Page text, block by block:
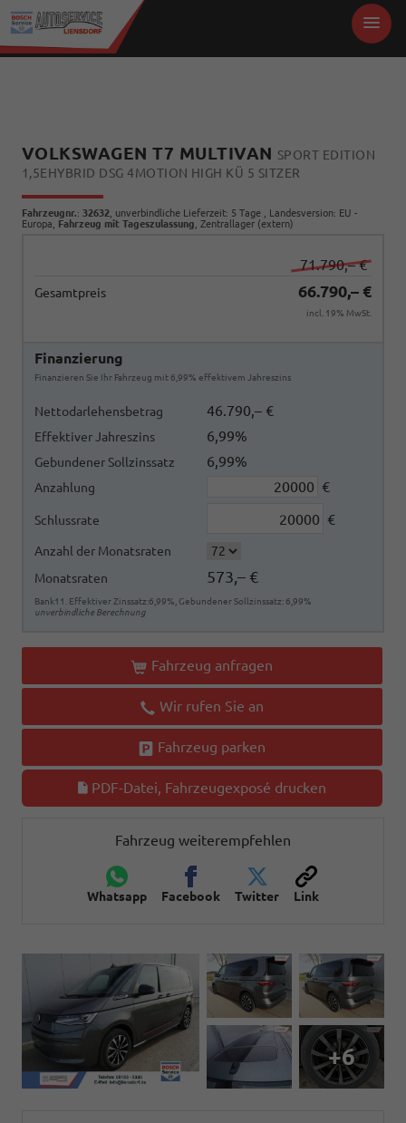
VOLKSWAGEN T7 MULTIVAN SPORT EDITION
1,5EHYBRID DSG 4MOTION HIGH KÜ 5 SITZER
Fahrzeugnr.: 32632 , unverbindliche Lieferzeit: 5 Tage , Landesversion: EU -
Europa, Fahrzeug mit Tageszulassung , Zentrallager (extern)
71.790,– €
Gesamtpreis 66.790,– €
incl. 19% MwSt.
Finanzierung
Finanzieren Sie Ihr Fahrzeug mit 6,99% effektivem Jahreszins
Nettodarlehensbetrag 46.790,– €
Effektiver Jahreszins 6,99%
Gebundener Sollzinssatz 6,99%
Anzahlung €
Schlussrate €
Anzahl der Monatsraten
Monatsraten
573,– €
Bank11. Effektiver Zinssatz:6,99%, Gebundener Sollzinssatz: 6,99%
unverbindliche Berechnung
Fahrzeug anfragen
Wir rufen Sie an
Fahrzeug parken
PDF-Datei, Fahrzeugexposé drucken
Fahrzeug weiterempfehlen
Whatsapp Facebook Twitter Link
+6